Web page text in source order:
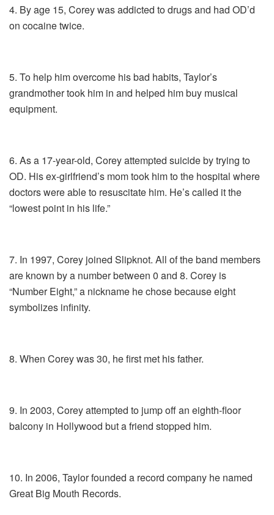
4. By age 15, Corey was addicted to drugs and had OD’d
on cocaine twice.
5. To help him overcome his bad habits, Taylor’s
grandmother took him in and helped him buy musical
equipment.
6. As a 17-year-old, Corey attempted suicide by trying to
OD. His ex-girlfriend’s mom took him to the hospital where
doctors were able to resuscitate him. He’s called it the
“lowest point in his life.”
7. In 1997, Corey joined Slipknot. All of the band members
are known by a number between 0 and 8. Corey is
“Number Eight,” a nickname he chose because eight
symbolizes infinity.
8. When Corey was 30, he first met his father.
9. In 2003, Corey attempted to jump off an eighth-floor
balcony in Hollywood but a friend stopped him.
10. In 2006, Taylor founded a record company he named
Great Big Mouth Records.